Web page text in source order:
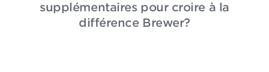
supplémentaires pour croire à la
différence Brewer?